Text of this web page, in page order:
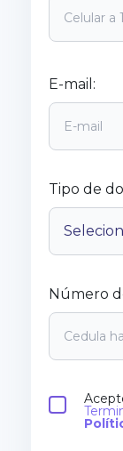
E-mail:
Tipo de
Número